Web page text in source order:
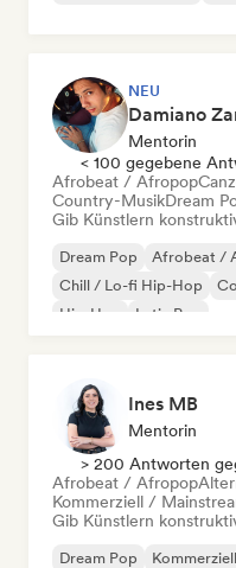
NEU
Damiano
Mentorin
< 100 gegebene
Afrobeat / Afropop
Country-MusikDream
Gib Künstlern
Dream Pop Afrobeat /
Chill / Lo-fi Hip-Hop
Hip-Hop
Latin Pop
Ines MB
Mentorin
> 200 Antworten
Afrobeat / Afropop
Kommerziell /
Gib Künstlern
Dream Pop